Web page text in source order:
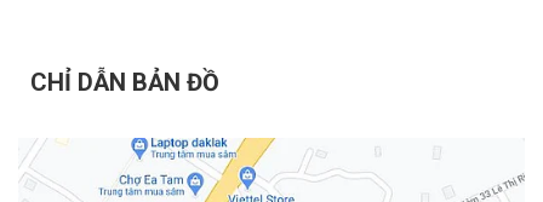
CHỈ DẪN BẢN ĐỒ